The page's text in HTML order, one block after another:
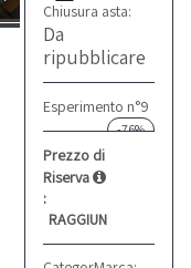
Chiusura asta:
Da
ripubblicare
Esperimento n°9
-76%
Prezzo di
Riserva
:
RAGGIUNTO